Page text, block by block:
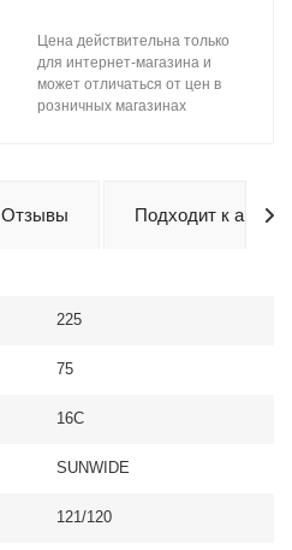
Цена действительна только
для интернет-магазина и
может отличаться от цен в
розничных магазинах
Отзывы Подходит к авто
225
75
16C
SUNWIDE
121/120